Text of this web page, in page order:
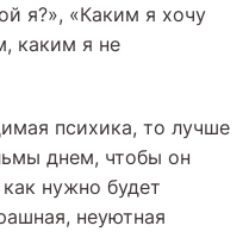
я?», «Каким я хочу
каким я не
психика, то лучше
днем, чтобы он
нужно будет
неуютная